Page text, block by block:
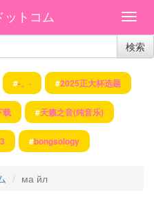
トコム
検索
#-、· #2025正大杯选题
载 #天籁之音(纯音乐)
#bongsology
ма йл